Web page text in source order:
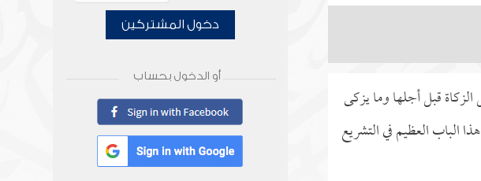
الزكاة قبل أجلها وما يزكى
الباب العظيم في التشريع
دخول المشتركين
أو الدخول بحساب